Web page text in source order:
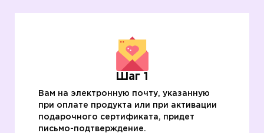
Шаг 1
Вам на электронную почту, указанную
при оплате продукта или при активации
подарочного сертификата, придет
письмо-подтверждение.